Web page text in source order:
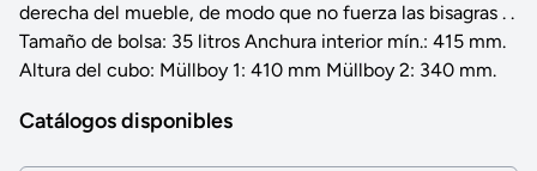
derecha del mueble, de modo que no fuerza las bisagras . .
Tamaño de bolsa: 35 litros Anchura interior mín.: 415 mm.
Altura del cubo: Müllboy 1: 410 mm Müllboy 2: 340 mm.
Catálogos disponibles